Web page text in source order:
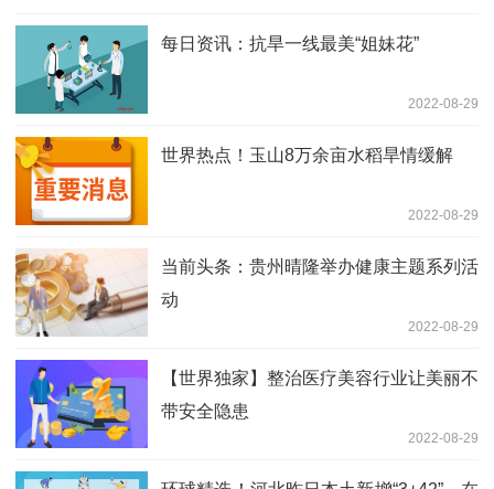
每日资讯：抗旱一线最美“姐妹花”
2022-08-29
世界热点！玉山8万余亩水稻旱情缓解
2022-08-29
当前头条：贵州晴隆举办健康主题系列活
动
2022-08-29
【世界独家】整治医疗美容行业让美丽不
带安全隐患
2022-08-29